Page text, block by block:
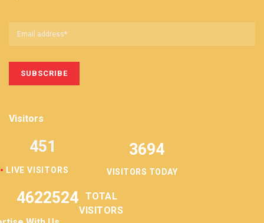
Visitors
LIVE VISITORS
451 3694
VISITORS TODAY
4622524
TOTAL
VISITORS